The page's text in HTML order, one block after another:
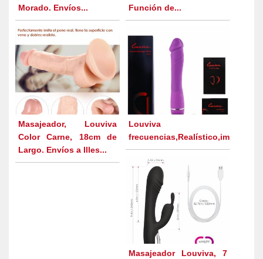
Morado. Envíos...
Función de...
Masajeador, Louviva
Color Carne, 18cm de
Largo. Envíos a Illes...
Louviva
Masajeador Louviva, 7